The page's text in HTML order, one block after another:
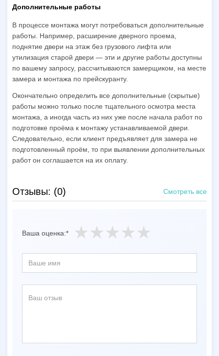
Дополнительные работы
В процессе монтажа могут потребоваться дополнительные
работы. Например, расширение дверного проема,
поднятие двери на этаж без грузового лифта или
утилизация старой двери — эти и другие работы доступны
по вашему запросу, рассчитываются замерщиком, на месте
замера и монтажа по прейскуранту.
Окончательно определить все дополнительные (скрытые)
работы можно только после тщательного осмотра места
монтажа, а иногда часть из них уже после начала работ по
подготовке проёма к монтажу устанавливаемой двери.
Следовательно, если клиент предъявляет для замера не
подготовленный проём, то при выявлении дополнительных
работ он соглашается на их оплату.
Отзывы: (0) Смотреть все
Ваша оценка:*